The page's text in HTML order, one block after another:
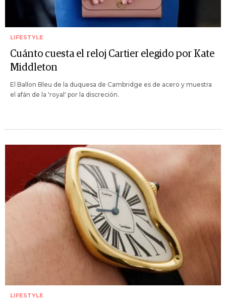
LIFESTYLE
Cuánto cuesta el reloj Cartier elegido por Kate
Middleton
El Ballon Bleu de la duquesa de Cambridge es de acero y muestra
el afán de la 'royal' por la discreción.
LIFESTYLE